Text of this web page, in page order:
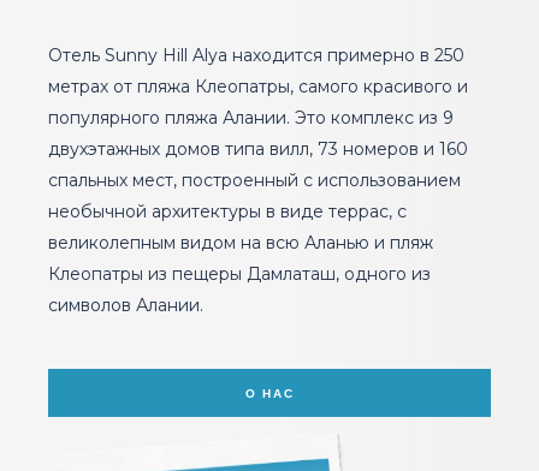
Отель Sunny Hill Alya находится примерно в 250
метрах от пляжа Клеопатры, самого красивого и
популярного пляжа Алании. Это комплекс из 9
двухэтажных домов типа вилл, 73 номеров и 160
спальных мест, построенный с использованием
необычной архитектуры в виде террас, с
великолепным видом на всю Аланью и пляж
Клеопатры из пещеры Дамлаташ, одного из
символов Алании.
О НАС